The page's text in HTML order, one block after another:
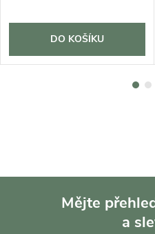
DO KOŠÍKU
Mějte
a